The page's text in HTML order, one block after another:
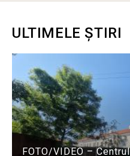
ULTIMELE ȘTIRI
FOTO/VIDEO –